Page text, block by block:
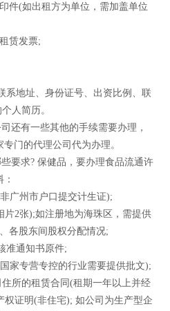
(如出租方为单位，需加盖单位
赁发票;
地址、身份证号、出资比例、联
人简历。
有一些其他的手续需要办理，
门的代理公司代为办理。
求? 保健品，要办理食品流通许
州市户口提交计生证);
2张);如注册地为海珠区，需提供
各股东间股权分配情况;
通知书原件;
专营专控的行业需要提供批文);
所的租赁合同(租期一年以上并经
权证明(非住宅); 如公司为生产型企